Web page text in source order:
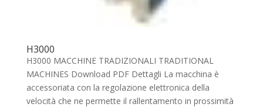
H3000
H3000 MACCHINE TRADIZIONALI TRADITIONAL
MACHINES Download PDF Dettagli La macchina è
accessoriata con la regolazione elettronica della
velocità che ne permette il rallentamento in prossimità